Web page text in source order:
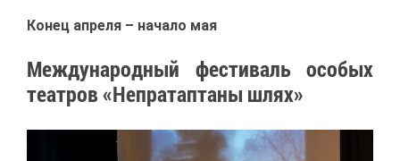
Ко­нец ап­ре­ля – на­ча­ло мая
Меж­ду­на­род­ный фе­сти­валь осо­бых
те­ат­ров «Непра­тап­та­ны шлях»